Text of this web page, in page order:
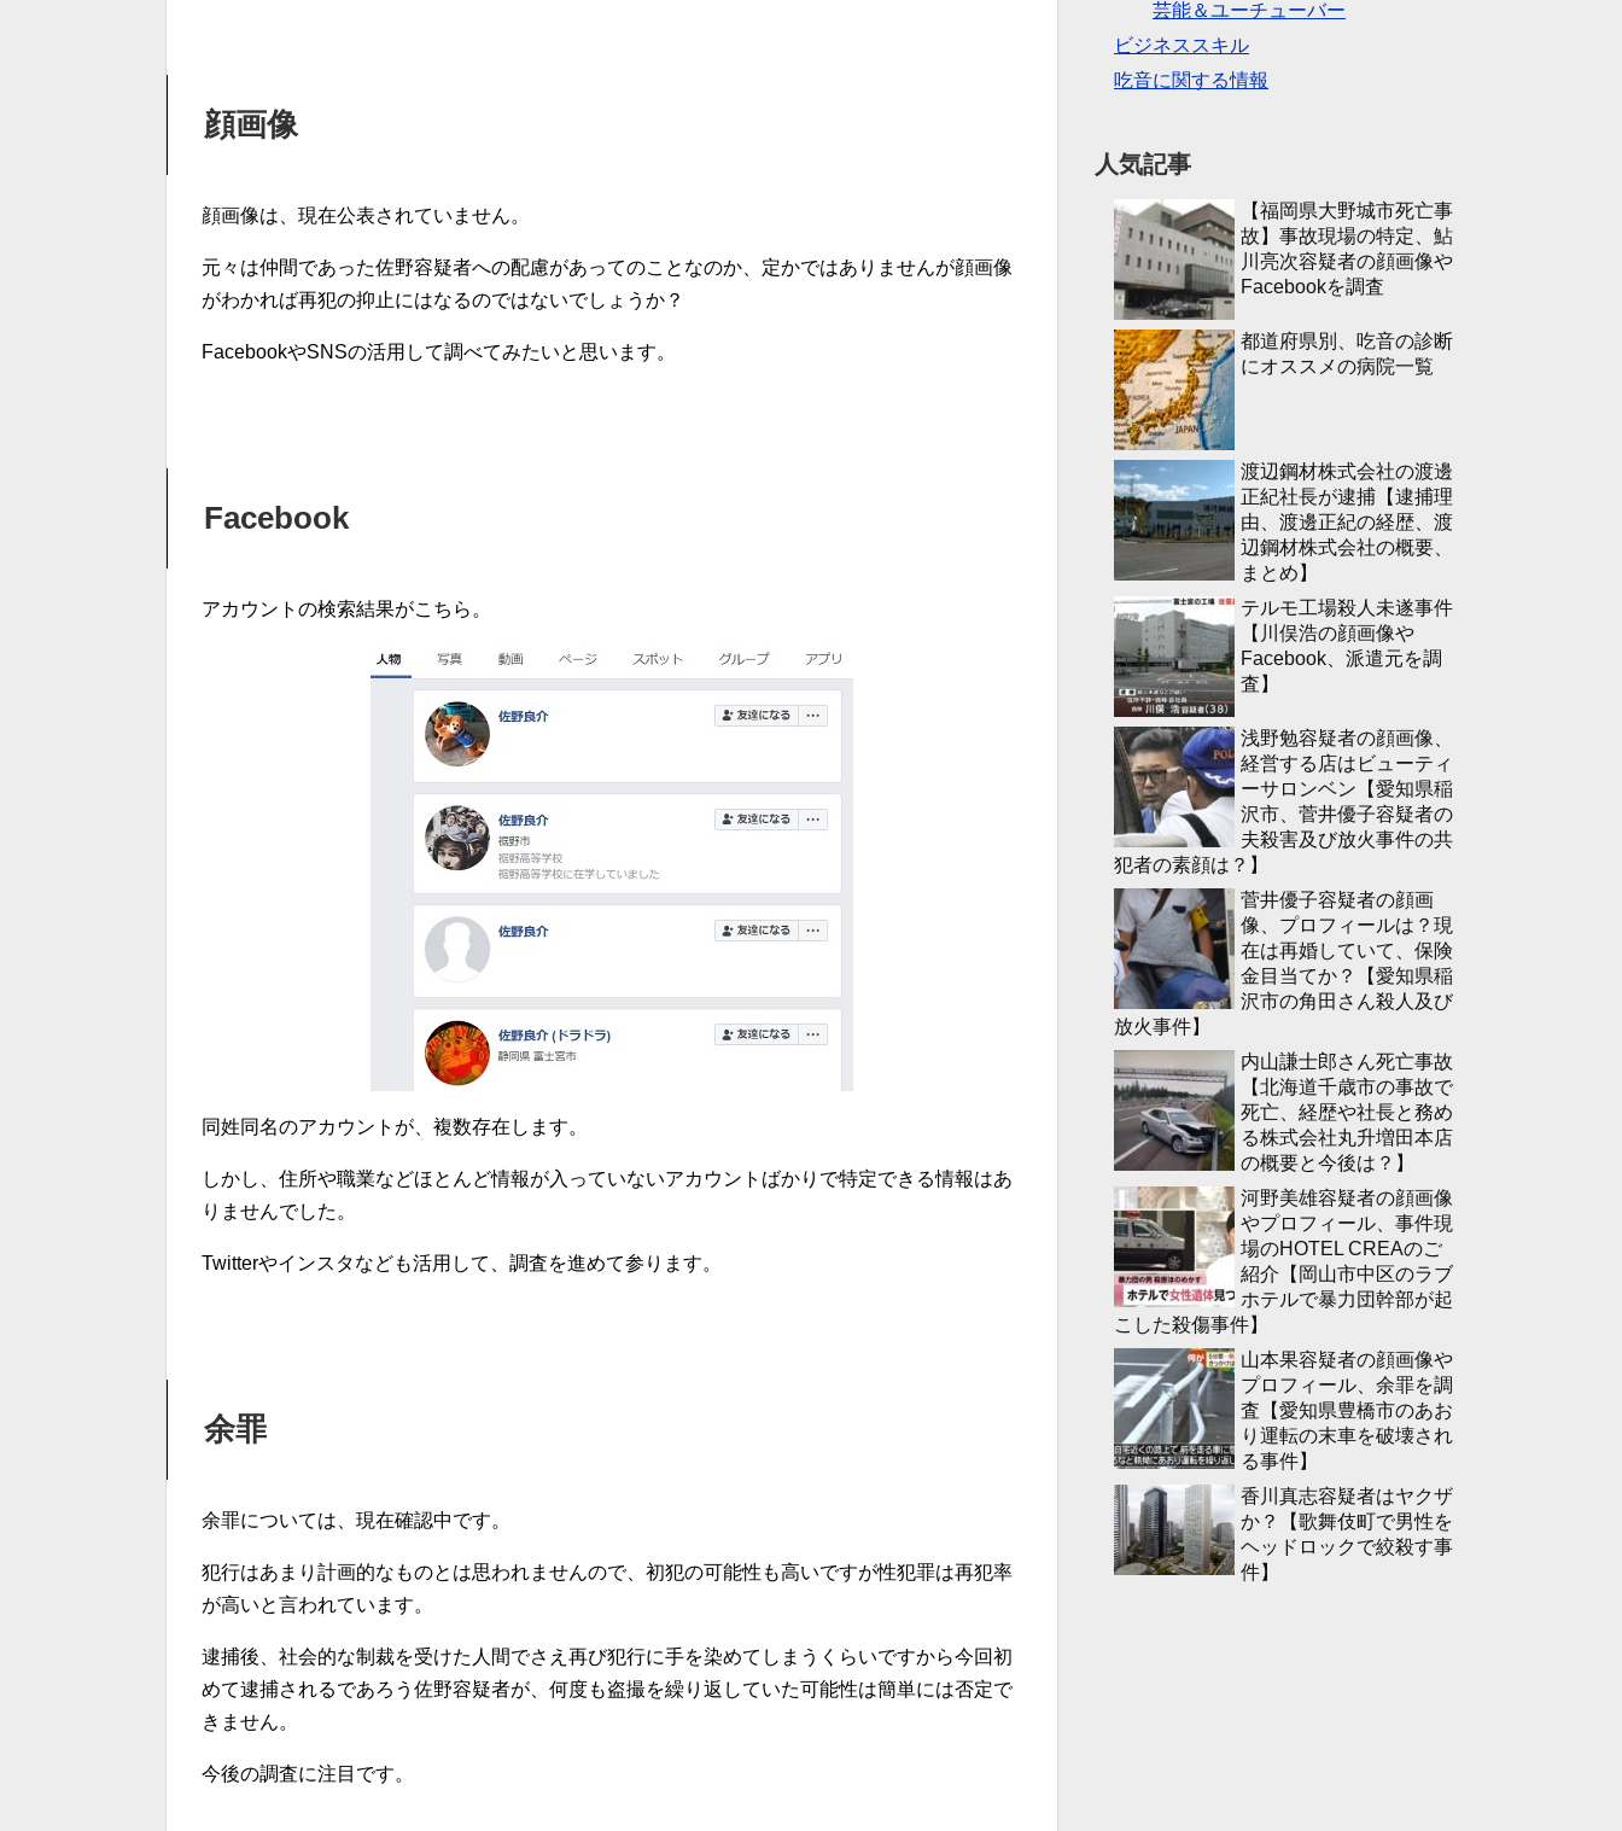
顔画像
顔画像は、現在公表されていません。
元々は仲間であった佐野容疑者への配慮があってのことなのか、定かではありませんが顔画像
がわかれば再犯の抑止にはなるのではないでしょうか？
FacebookやSNSの活用して調べてみたいと思います。
Facebook
アカウントの検索結果がこちら。
同姓同名のアカウントが、複数存在します。
しかし、住所や職業などほとんど情報が入っていないアカウントばかりで特定できる情報はあ
りませんでした。
Twitterやインスタなども活用して、調査を進めて参ります。
余罪
余罪については、現在確認中です。
犯行はあまり計画的なものとは思われませんので、初犯の可能性も高いですが性犯罪は再犯率
が高いと言われています。
逮捕後、社会的な制裁を受けた人間でさえ再び犯行に手を染めてしまうくらいですから今回初
めて逮捕されるであろう佐野容疑者が、何度も盗撮を繰り返していた可能性は簡単には否定で
きません。
今後の調査に注目です。
芸能＆ユーチューバー
ビジネススキル
吃音に関する情報
人気記事
【福岡県大野城市死亡事
故】事故現場の特定、鮎
川亮次容疑者の顔画像や
Facebookを調査
都道府県別、吃音の診断
にオススメの病院一覧
渡辺鋼材株式会社の渡邊
正紀社長が逮捕【逮捕理
由、渡邊正紀の経歴、渡
辺鋼材株式会社の概要、
まとめ】
テルモ工場殺人未遂事件
【川俣浩の顔画像や
Facebook、派遣元を調
査】
浅野勉容疑者の顔画像、
経営する店はビューティ
ーサロンベン【愛知県稲
沢市、菅井優子容疑者の
夫殺害及び放火事件の共
犯者の素顔は？】
菅井優子容疑者の顔画
像、プロフィールは？現
在は再婚していて、保険
金目当てか？【愛知県稲
沢市の角田さん殺人及び
放火事件】
内山謙士郎さん死亡事故
【北海道千歳市の事故で
死亡、経歴や社長と務め
る株式会社丸升増田本店
の概要と今後は？】
河野美雄容疑者の顔画像
やプロフィール、事件現
場のHOTEL CREAのご
紹介【岡山市中区のラブ
ホテルで暴力団幹部が起
こした殺傷事件】
山本果容疑者の顔画像や
プロフィール、余罪を調
査【愛知県豊橋市のあお
り運転の末車を破壊され
る事件】
香川真志容疑者はヤクザ
か？【歌舞伎町で男性を
ヘッドロックで絞殺す事
件】